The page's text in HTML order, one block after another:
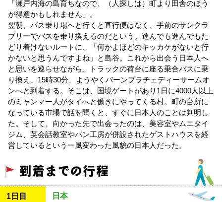
「瀬戸内海の島育ちなので、（人探しは）町より田舎のほう
が得意かもしれません」。
翌朝、バス乗り場へと行くと直行便はなく、手前のサンクラ
ブリーでバスを乗り換えるのだという。進んでも進んでもた
どり着けないルートに、「何かよほどのキッカケがないと行
かないと思うんですよね」と島谷。これから出会う日本人へ
と思いを巡らせながら、トラックの荷台に座る乗合バスに乗
り換え、15時30分、ようやくバーンプラチェディーサームオ
ンへと到着する。そこは、国境ゲートがあり1日に4000人以上
のミャンマー人がタイへと働きにやってくる村。町の台所に
なっている市場で話を聞くと、すぐに日本人のことは判明し
た。そして、向かった先で出会ったのは、美容室やムエタイ
ジム、英会話教室やパン工房が併設されたゲストハウスを経
営しているという一風変わった風貌の日本人だった。
1日目 日本